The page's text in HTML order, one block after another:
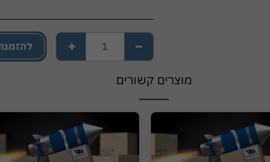
מוצרים קשורים